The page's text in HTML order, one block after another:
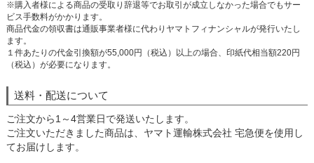
※購入者様による商品の受取り辞退等でお取引が成立しなかった場合でもサー
ビス手数料がかかります。
商品代金の領収書は通販事業者様に代わりヤマトフィナンシャルが発行いたし
ます。
１件あたりの代金引換額が55,000円（税込）以上の場合、印紙代相当額220円
（税込）が必要になります。
送料・配送について
ご注文から1～4営業日で発送いたします。
ご注文いただきました商品は、ヤマト運輸株式会社 宅急便を使用し
てお届けします。